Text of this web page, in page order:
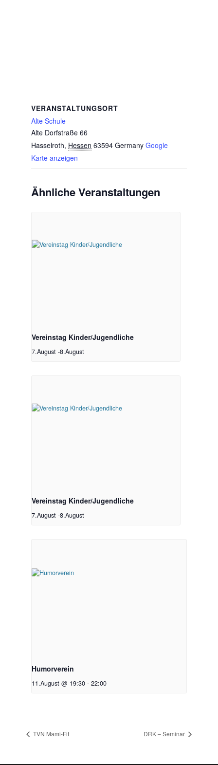
VERANSTALTUNGSORT
Alte Schule
Alte Dorfstraße 66
Hasselroth, Hessen 63594 Germany Google
Karte anzeigen
Ähnliche Veranstaltungen
Vereinstag Kinder/Jugendliche
7.August -8.August
Vereinstag Kinder/Jugendliche
7.August -8.August
Humorverein
11.August @ 19:30 - 22:00
TVN Mami-Fit DRK – Seminar